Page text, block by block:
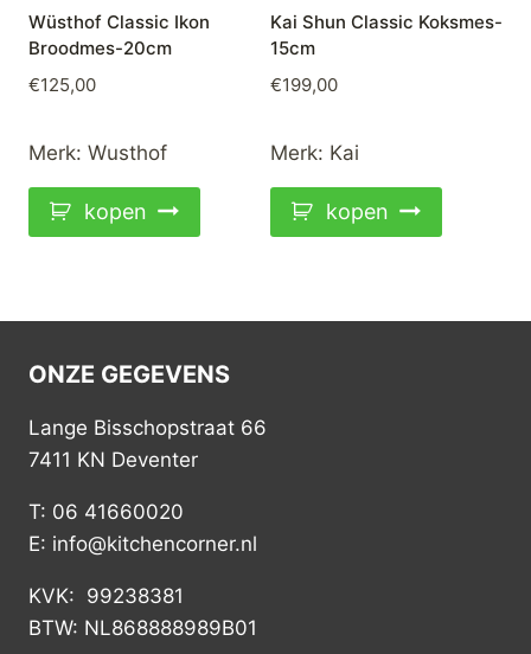
Wüsthof Classic Ikon
Broodmes-20cm
€125,00
Merk: Wusthof
kopen
Kai Shun Classic Koksmes-
15cm
€199,00
Merk: Kai
kopen
ONZE GEGEVENS
Lange Bisschopstraat 66
7411 KN Deventer
T: 06 41660020
E: info@kitchencorner.nl
KVK: 99238381
BTW: NL868888989B01